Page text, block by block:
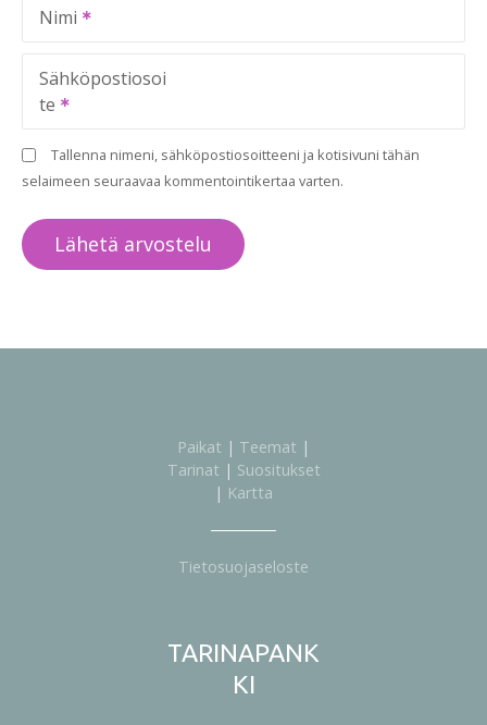
Nimi
Sähköpostiosoi
te
Tallenna nimeni, sähköpostiosoitteeni ja kotisivuni tähän
selaimeen seuraavaa kommentointikertaa varten.
Paikat | Teemat |
Tarinat | Suositukset
| Kartta
Tietosuojaseloste
TARINAPANK
KI